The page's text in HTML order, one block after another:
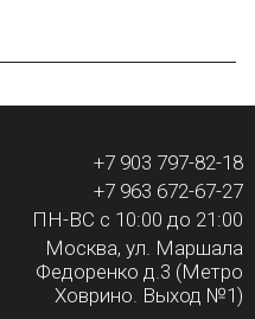
+7 903 797-82-18
+7 963 672-67-27
ПН-ВС с 10:00 до 21:00
Москва, ул. Маршала
Федоренко д.3 (Метро
Ховрино. Выход №1)